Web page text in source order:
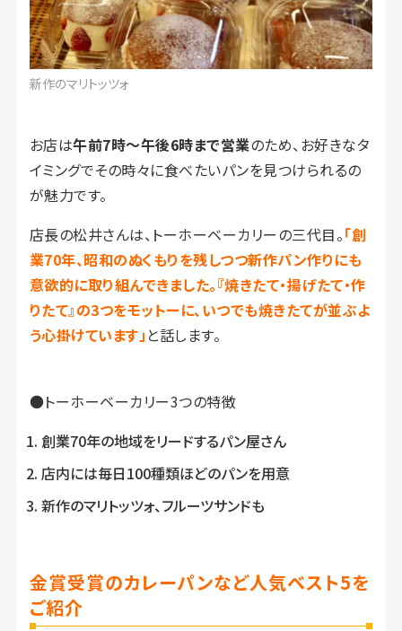
新作のマリトッツォ
お店は午前7時〜午後6時まで営業のため、お好きなタ
イミングでその時々に食べたいパンを見つけられるの
が魅力です。
店長の松井さんは、トーホーベーカリーの三代目。「創
業70年、昭和のぬくもりを残しつつ新作パン作りにも
意欲的に取り組んできました。『焼きたて・揚げたて・作
りたて』の3つをモットーに、いつでも焼きたてが並ぶよ
う心掛けています」 と話します。
●トーホーベーカリー3つの特徴
創業70年の地域をリードするパン屋さん
店内には毎日100種類ほどのパンを用意
新作のマリトッツォ、フルーツサンドも
金賞受賞のカレーパンなど人気ベスト5を
ご紹介